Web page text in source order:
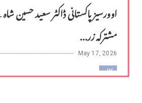
اوورسیز پاکستانی ڈاکٹر سعید حسین
مشترکہ زر...
May 17, 2026
کالم